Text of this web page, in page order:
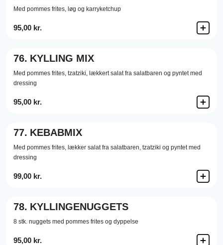
Med pommes frites, løg og karryketchup
95,00 kr.
76. KYLLING MIX
Med pommes frites, tzatziki, lækkert salat fra salatbaren og pyntet med
dressing
95,00 kr.
77. KEBABMIX
Med pommes frites, lækker salat fra salatbaren, tzatziki og pyntet med
dressing
99,00 kr.
78. KYLLINGENUGGETS
8 stk. nuggets med pommes frites og dyppelse
95,00 kr.